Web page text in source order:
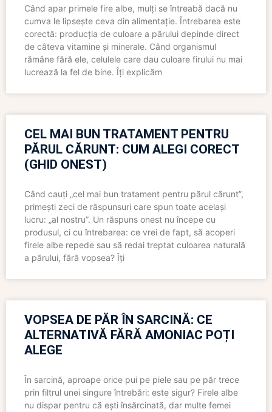
Când apar primele fire albe, mulți se întreabă dacă nu
cumva le lipsește ceva din alimentație. Întrebarea este
corectă: producția de culoare a părului depinde direct
de câteva vitamine și minerale. Când organismul
rămâne fără ele, celulele care dau culoare firului nu mai
lucrează la fel de bine. Îți explicăm
CEL MAI BUN TRATAMENT PENTRU
PĂRUL CĂRUNT: CUM ALEGI CORECT
(GHID ONEST)
Când cauți „cel mai bun tratament pentru părul cărunt”,
primești zeci de răspunsuri care spun toate același
lucru: „al nostru”. Un răspuns onest nu începe cu
produsul, ci cu întrebarea: ce vrei de fapt, să acoperi
firele albe repede sau să redai treptat culoarea naturală
a părului, fără vopsea? Îți
VOPSEA DE PĂR ÎN SARCINĂ: CE
ALTERNATIVĂ FĂRĂ AMONIAC POȚI
ALEGE
În sarcină, aproape orice pui pe piele sau pe păr trece
prin filtrul unei singure întrebări: este sigur? Firele albe
nu dispar pentru că ești însărcinată, dar multe femei